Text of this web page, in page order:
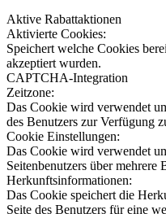
Aktive Rabattaktionen
Aktivierte Cookies:
Speichert welche Cookies
akzeptiert wurden.
CAPTCHA-Integration
Zeitzone:
Das Cookie wird verwendet
des Benutzers zur Verfügung
Cookie Einstellungen:
Das Cookie wird verwendet
Seitenbenutzers über mehrere
Herkunftsinformationen:
Das Cookie speichert die
Seite des Benutzers für eine